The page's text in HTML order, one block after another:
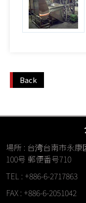
Back
場所 : 台湾台南市永
100号 郵便番号710
TEL : +886-6-2717863
FAX : +886-6-2051042